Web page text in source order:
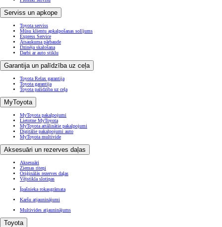
Serviss un apkope
Toyota serviss
Mūsu klientu apkalpošanas solījums
Express Service
Atsaukuma pārbaude
Dzinēja skalošana
Darbi ar auto stiklu
Garantija un palīdzība uz ceļa
Toyota Relax garantija
Toyota garantija
Toyota palīdzība uz ceļa
MyToyota
MyToyota pakalpojumi
Lietotne MyToyota
MyToyota attālinātie pakalpojumi
Digitālie pakalpojumi auto
MyToyota multivide
Aksesuāri un rezerves daļas
Aksesuāri
Ziemas riteņi
Oriģinālās rezerves daļas
Vējstikla slotiņas
Īpašnieka rokasgrāmata
Karšu atjauninājumi
Multivides atjauninājums
Toyota